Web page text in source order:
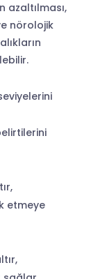
azaltılması,
nörolojik
etmeye